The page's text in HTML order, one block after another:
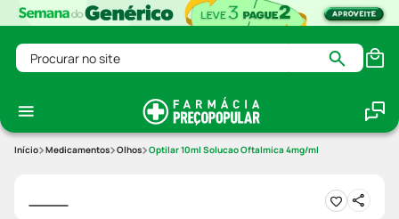
Procurar no site
Medicamentos Olhos Optilar 10ml Solucao Oftalmica 4mg/ml